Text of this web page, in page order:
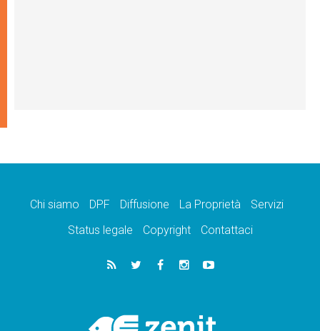
Chi siamo DPF Diffusione La Proprietà
Servizi
Status legale
Copyright Contattaci